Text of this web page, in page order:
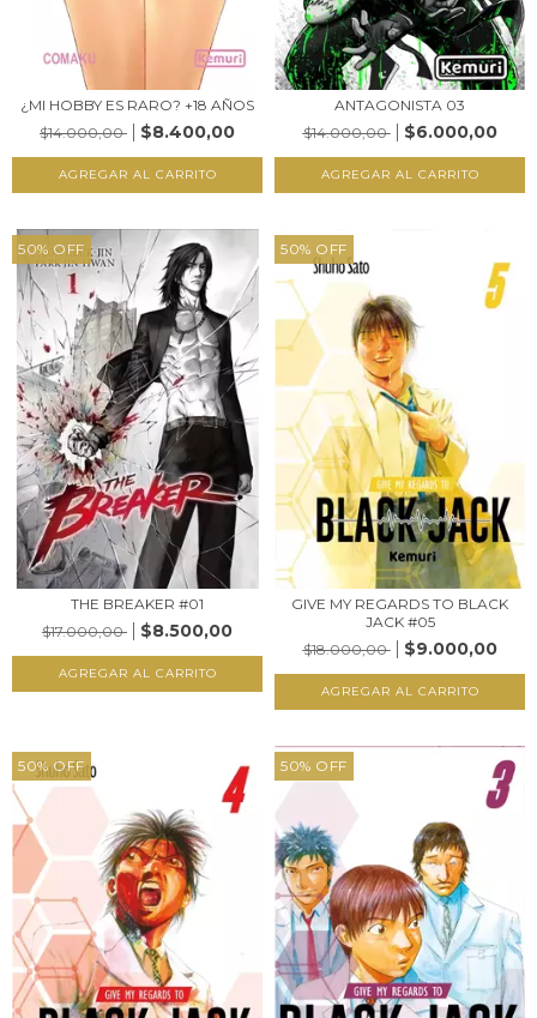
¿MI HOBBY ES RARO? +18 AÑOS
$14.000,00
$8.400,00
ANTAGONISTA 03
$14.000,00
$6.000,00
50% OFF
THE BREAKER #01
$17.000,00
$8.500,00
50% OFF
GIVE MY REGARDS TO BLACK
JACK #05
$18.000,00
$9.000,00
50% OFF 50% OFF